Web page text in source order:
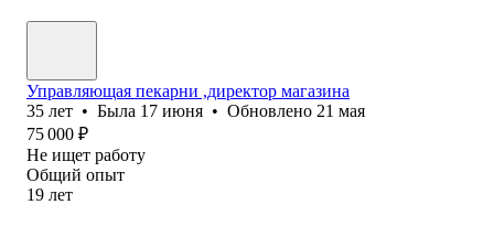
Управляющая пекарни ,директор магазина
35 лет • Была 17 июня • Обновлено 21 мая
75 000 ₽
Не ищет работу
Общий опыт
19 лет